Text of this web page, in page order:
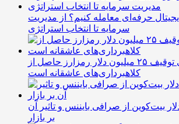
حرفه‌ای معامله کنیم؟ از مدیریت
سرمایه تا انتخاب استراتژی
آمریکا در پی توقیف ۲۵ میلیون دلار رمزارز حاصل از
کلاهبرداری‌های عاشقانه است
دلار بیت‌کوین از صرافی بایننس و تاثیر آن
بر بازار